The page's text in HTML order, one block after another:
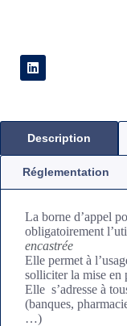
Description
Réglementation
La borne d’appel
obligatoirement
encastrée
Elle permet à
solliciter la mise en
Elle s’adresse à
(banques,
…)